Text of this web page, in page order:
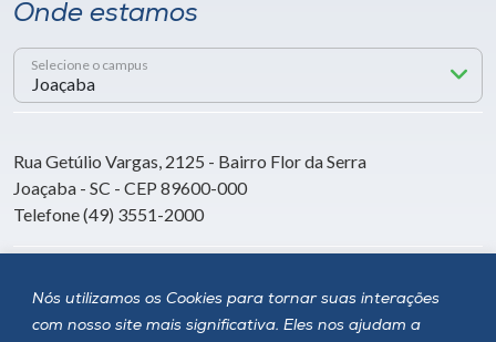
Nós utilizamos os Cookies para tornar suas interações
com nosso site mais significativa. Eles nos ajudam a
Onde estamos
Selecione o campus
Rua Getúlio Vargas, 2125 - Bairro Flor da Serra
Joaçaba - SC - CEP 89600-000
Telefone (49) 3551-2000
Siga a Unoesc